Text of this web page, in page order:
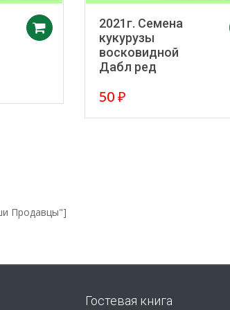
Добавить в корзину
2021г. Семена
кукурузы
восковидной
Дабл ред
50₽
Продавцы"]
Гостевая книга